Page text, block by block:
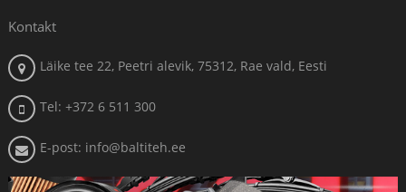
Kontakt
Läike tee 22, Peetri alevik, 75312, Rae vald, Eesti
Tel: +372 6 511 300
E-post: info@baltiteh.ee